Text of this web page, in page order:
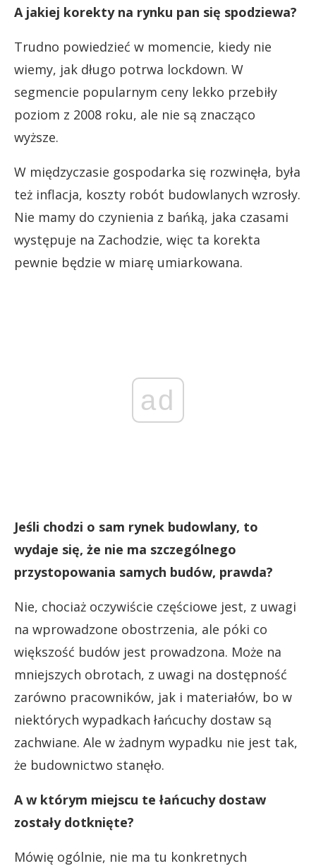
A jakiej korekty na rynku pan się spodziewa?
Trudno powiedzieć w momencie, kiedy nie
wiemy, jak długo potrwa lockdown. W
segmencie popularnym ceny lekko przebiły
poziom z 2008 roku, ale nie są znacząco
wyższe.
W międzyczasie gospodarka się rozwinęła, była
też inflacja, koszty robót budowlanych wzrosły.
Nie mamy do czynienia z bańką, jaka czasami
występuje na Zachodzie, więc ta korekta
pewnie będzie w miarę umiarkowana.
ad
Jeśli chodzi o sam rynek budowlany, to
wydaje się, że nie ma szczególnego
przystopowania samych budów, prawda?
Nie, chociaż oczywiście częściowe jest, z uwagi
na wprowadzone obostrzenia, ale póki co
większość budów jest prowadzona. Może na
mniejszych obrotach, z uwagi na dostępność
zarówno pracowników, jak i materiałów, bo w
niektórych wypadkach łańcuchy dostaw są
zachwiane. Ale w żadnym wypadku nie jest tak,
że budownictwo stanęło.
A w którym miejscu te łańcuchy dostaw
zostały dotknięte?
Mówię ogólnie, nie ma tu konkretnych